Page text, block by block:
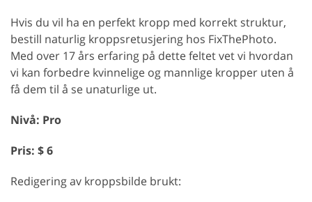
Hvis du vil ha en perfekt kropp med korrekt struktur,
bestill naturlig kroppsretusjering hos FixThePhoto.
Med over 17 års erfaring på dette feltet vet vi hvordan
vi kan forbedre kvinnelige og mannlige kropper uten å
få dem til å se unaturlige ut.
Nivå: Pro
Pris: $ 6
Redigering av kroppsbilde brukt: